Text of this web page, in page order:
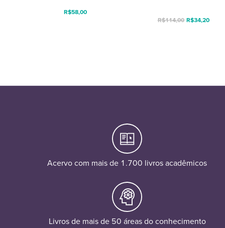
R$58,00
R$114,00 R$34,20
Acervo com mais de 1.700 livros acadêmicos
Livros de mais de 50 áreas do conhecimento